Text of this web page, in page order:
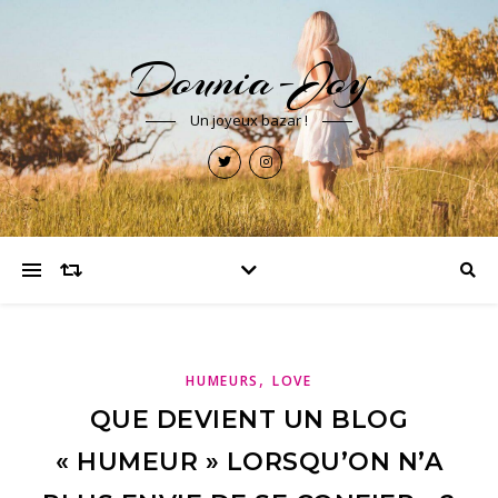
Dounia-Joy
Un joyeux bazar !
HUMEURS ,LOVE
QUE DEVIENT UN BLOG
« HUMEUR » LORSQU’ON N’A